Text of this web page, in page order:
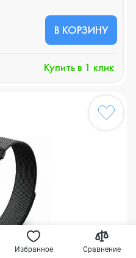
Избранное Сравнение
В КОРЗИНУ
Купить в 1 клик